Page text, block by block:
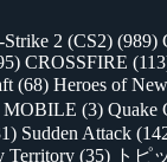
Strike 2 (CS2) (989)
CROSSFIRE
(68) Heroes of
MOBILE (3) Quake
Sudden Attack
Territory (35) トピ